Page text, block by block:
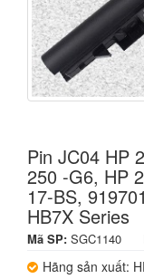
Pin JC04 HP
250 -G6, HP
17-BS,
HB7X Series
Mã SP: SGC1140
Hãng sản xuất: